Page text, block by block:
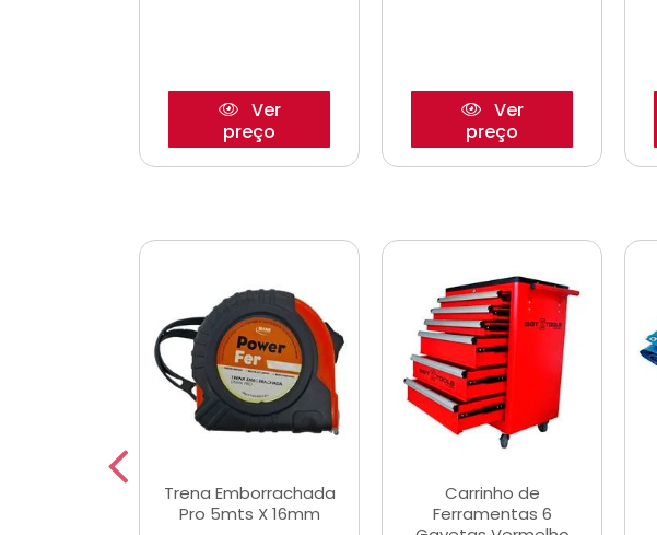
Ver
preço
Ver
preço
Trena Emborrachada
Pro 5mts X 16mm
Carrinho de
Ferramentas 6